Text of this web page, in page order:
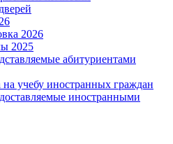
2026
2025
абитуриентами
учебу иностранных граждан
иностранными